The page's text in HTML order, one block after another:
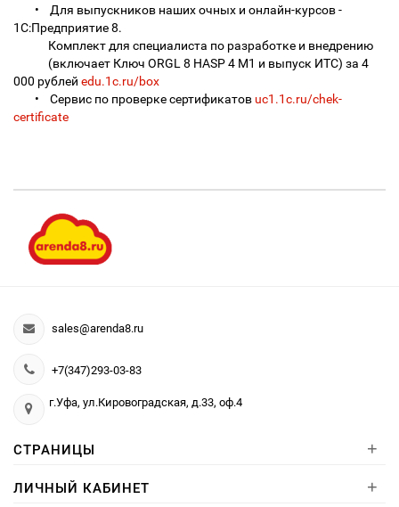
• Для выпускников наших очных и онлайн-курсов -
1С:Предприятие 8.
Комплект для специалиста по разработке и внедрению
(включает Ключ ORGL 8 HASP 4 M1 и выпуск ИТС) за 4
000 рублей edu.1c.ru/box
• Cервис по проверке сертификатов uc1.1c.ru/chek-
certificate
sales@arenda8.ru
+7(347)293-03-83
г.Уфа, ул.Кировоградская, д.33, оф.4
СТРАНИЦЫ +
ЛИЧНЫЙ КАБИНЕТ +